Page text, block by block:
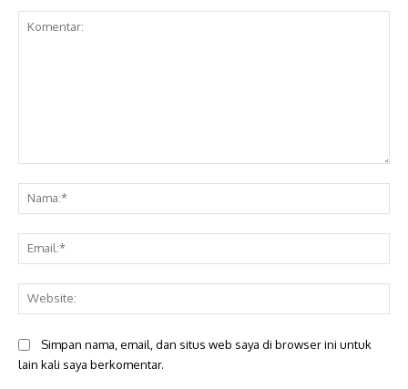
Simpan nama, email, dan situs web saya di browser ini untuk
lain kali saya berkomentar.